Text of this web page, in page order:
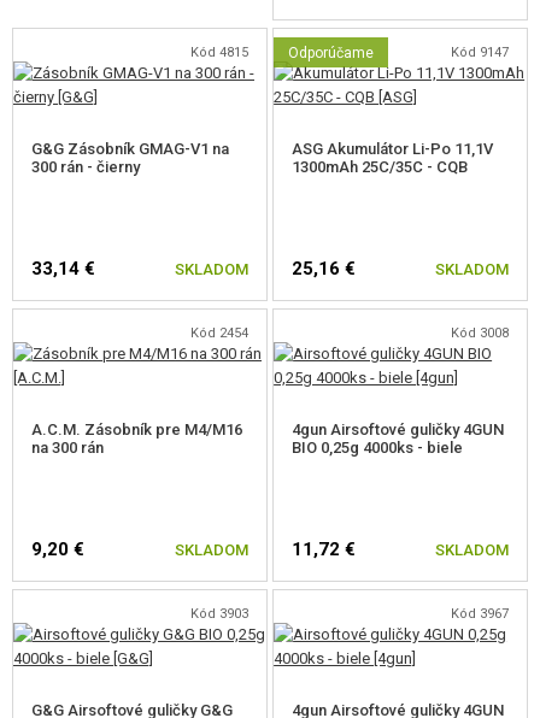
Kód 4815
G&G Zásobník GMAG-V1 na
300 rán - čierny
33,14 € SKLADOM
Odporúčame Kód 9147
ASG Akumulátor Li-Po 11,1V
1300mAh 25C/35C - CQB
25,16 € SKLADOM
Kód 2454
A.C.M. Zásobník pre M4/M16
na 300 rán
9,20 € SKLADOM
Kód 3008
4gun Airsoftové guličky 4GUN
BIO 0,25g 4000ks - biele
11,72 € SKLADOM
Kód 3903
G&G Airsoftové guličky G&G
Kód 3967
4gun Airsoftové guličky 4GUN